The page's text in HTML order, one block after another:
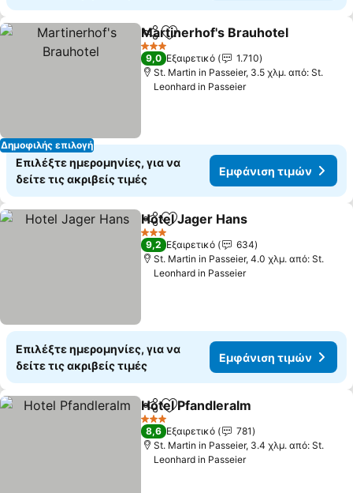
Δημοφιλής επιλογή
Κοινοποίηση
Προσθήκη στα αγαπημένα
Martinerhof's Brauhotel
3 Αστέρια
9,0 Εξαιρετικό
1.710
St. Martin in Passeier, 3.5 χλμ. από: St.
Leonhard in Passeier
Επιλέξτε ημερομηνίες, για να
δείτε τις ακριβείς τιμές
Εμφάνιση τιμών
Κοινοποίηση
Προσθήκη στα αγαπημένα
Hotel Jager Hans
3 Αστέρια
9,2 Εξαιρετικό
634
St. Martin in Passeier, 4.0 χλμ. από: St.
Leonhard in Passeier
Επιλέξτε ημερομηνίες, για να
δείτε τις ακριβείς τιμές
Εμφάνιση τιμών
Κοινοποίηση
Προσθήκη στα αγαπημένα
Hotel Pfandleralm
3 Αστέρια
8,6 Εξαιρετικό
781
St. Martin in Passeier, 3.4 χλμ. από: St.
Leonhard in Passeier